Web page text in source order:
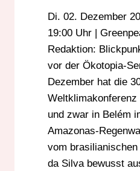
Di. 02. Dezember
19:00 Uhr |
Redaktion:
vor der Ökotopia-
Dezember hat die
Weltklimakonferenz
und zwar in Belém
Amazonas-
vom
da Silva bewusst